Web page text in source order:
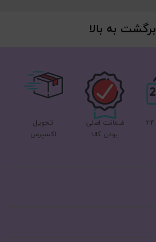
برگشت به بالا
پشتیبانی 24
ضمانت اصلی
بودن کالا
تحویل
اکسپرس